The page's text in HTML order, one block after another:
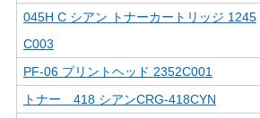
045H C シアン トナーカートリッジ 1245
C003
PF-06 プリントヘッド 2352C001
トナー 418 シアンCRG-418CYN